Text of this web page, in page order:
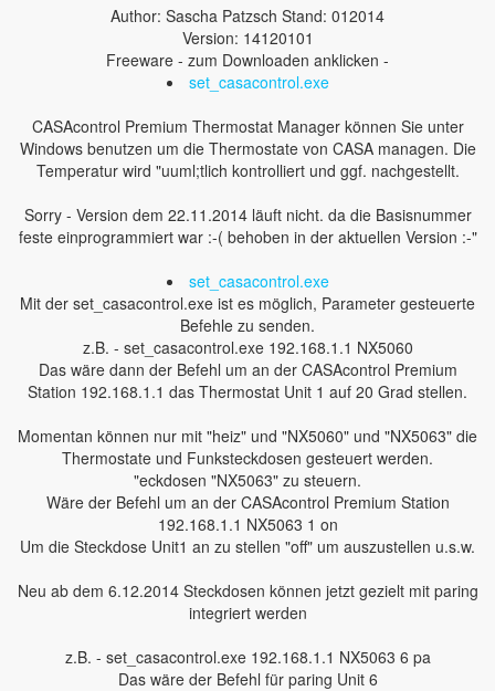
Author: Sascha Patzsch Stand: 012014
Version: 14120101
Freeware - zum Downloaden anklicken -
set_casacontrol.exe
CASAcontrol Premium Thermostat Manager können Sie unter
Windows benutzen um die Thermostate von CASA managen. Die
Temperatur wird "uuml;tlich kontrolliert und ggf. nachgestellt.
Sorry - Version dem 22.11.2014 läuft nicht. da die Basisnummer
feste einprogrammiert war :-( behoben in der aktuellen Version :-"
set_casacontrol.exe
Mit der set_casacontrol.exe ist es möglich, Parameter gesteuerte
Befehle zu senden.
z.B. - set_casacontrol.exe 192.168.1.1 NX5060
Das wäre dann der Befehl um an der CASAcontrol Premium
Station 192.168.1.1 das Thermostat Unit 1 auf 20 Grad stellen.
Momentan können nur mit "heiz" und "NX5060" und "NX5063" die
Thermostate und Funksteckdosen gesteuert werden.
"eckdosen "NX5063" zu steuern.
Wäre der Befehl um an der CASAcontrol Premium Station
192.168.1.1 NX5063 1 on
Um die Steckdose Unit1 an zu stellen "off" um auszustellen u.s.w.
Neu ab dem 6.12.2014 Steckdosen können jetzt gezielt mit paring
integriert werden
z.B. - set_casacontrol.exe 192.168.1.1 NX5063 6 pa
Das wäre der Befehl für paring Unit 6